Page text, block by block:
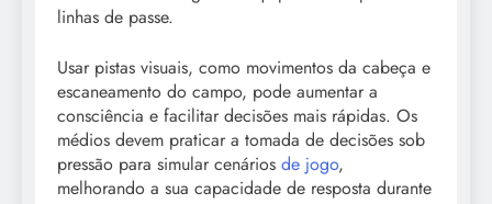
linhas de passe.
Usar pistas visuais, como movimentos da cabeça e
escaneamento do campo, pode aumentar a
consciência e facilitar decisões mais rápidas. Os
médios devem praticar a tomada de decisões sob
pressão para simular cenários de jogo,
melhorando a sua capacidade de resposta durante